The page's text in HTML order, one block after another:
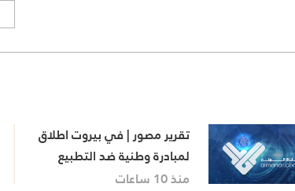
تقرير مصور | في بيروت اطلاق
لمبادرة وطنية ضد التطبيع
منذ 10 ساعات